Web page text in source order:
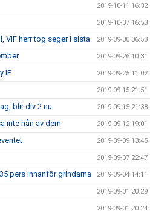
2019-10-11 16:32
2019-10-07 16:53
VIF herr tog seger i sista 2019-09-30 06:53
2019-09-26 10:31
IF 2019-09-25 11:02
2019-09-15 21:51
blir div 2 nu 2019-09-15 21:38
inte nån av dem 2019-09-12 19:01
2019-09-09 13:45
2019-09-07 22:47
pers innanför grindarna 2019-09-04 14:11
2019-09-01 20:29
2019-09-01 20:24